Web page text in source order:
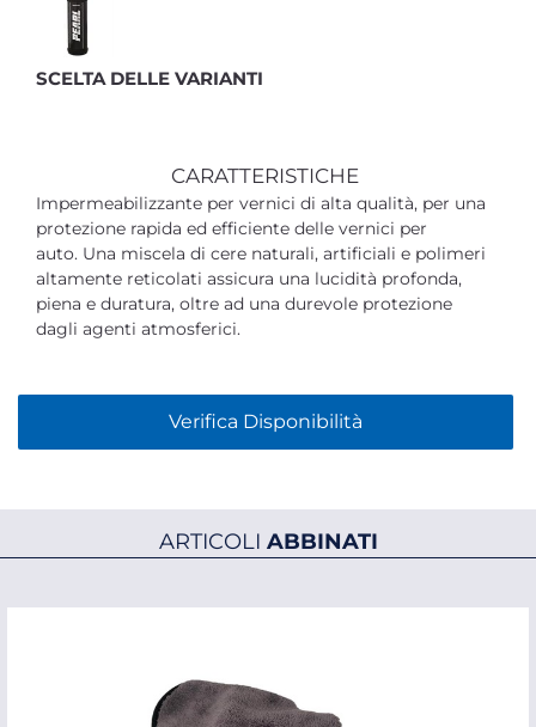
SCELTA DELLE VARIANTI
CARATTERISTICHE
Impermeabilizzante per vernici di alta qualità, per una
protezione rapida ed efficiente delle vernici per
auto. Una miscela di cere naturali, artificiali e polimeri
altamente reticolati assicura una lucidità profonda,
piena e duratura, oltre ad una durevole protezione
dagli agenti atmosferici.
Verifica Disponibilità
ARTICOLI ABBINATI